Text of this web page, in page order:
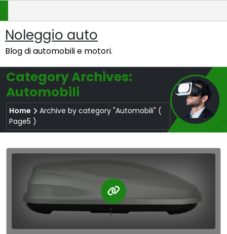
content
Noleggio auto
Blog di automobili e motori.
Category Archives:
Automobili
Home Archive by category "Automobili" (
Page5 )